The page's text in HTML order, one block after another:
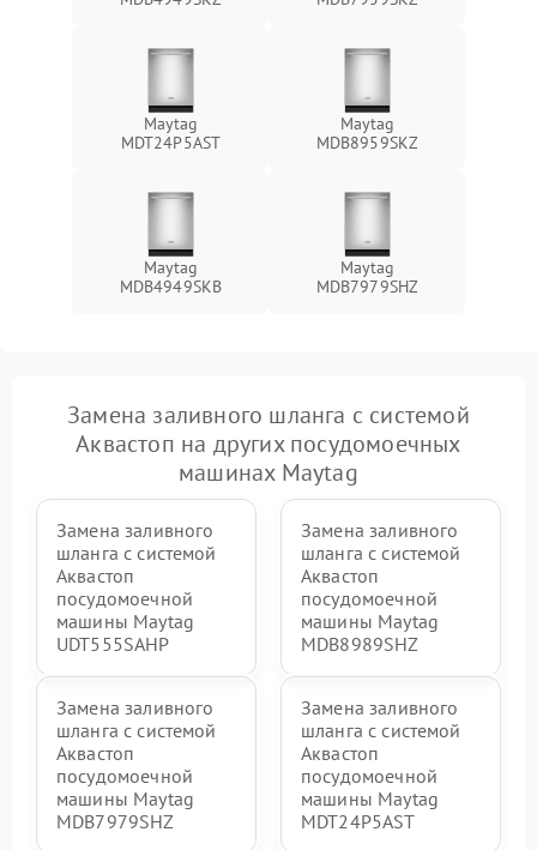
Maytag
MDT24P5AST
Maytag
MDB8959SKZ
Maytag
MDB4949SKB
Maytag
MDB7979SHZ
Замена заливного шланга с системой
Аквастоп на других посудомоечных
машинах Maytag
Замена заливного
шланга с системой
Аквастоп
посудомоечной
машины Maytag
UDT555SAHP
Замена заливного
шланга с системой
Аквастоп
посудомоечной
машины Maytag
MDB8989SHZ
Замена заливного
шланга с системой
Аквастоп
посудомоечной
машины Maytag
MDB7979SHZ
Замена заливного
шланга с системой
Аквастоп
посудомоечной
машины Maytag
MDT24P5AST